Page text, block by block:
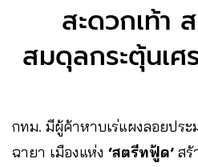
สะดวกเท้า
สมดุลกระตุ้นเศ
กทม. มีผู้ค้าหาบเร่แผงลอยปร
ฉายา เมืองแห่ง ‘สตรีทฟู้ด’ สร้